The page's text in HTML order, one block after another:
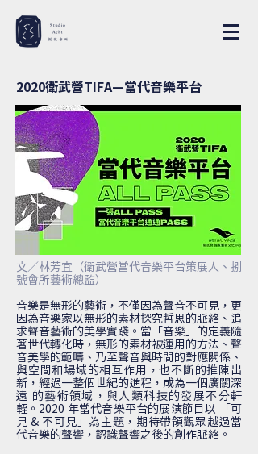
2020衛武營TIFA—當代音樂平台
文／林芳宜（衛武營當代音樂平台策展人、捌
號會所藝術總監）
音樂是無形的藝術，不僅因為聲音不可見，更
因為音樂家以無形的素材探究哲思的脈絡、追
求聲音藝術的美學實踐。當「音樂」的定義隨
著世代轉化時，無形的素材被運用的方法、聲
音美學的範疇、乃至聲音與時間的對應關係、
與空間和場域的相互作用，也不斷的推陳出
新，經過一整個世紀的進程，成為一個廣闊深
遠 的藝術領域，與人類科技的發展不分軒
輊。2020 年當代音樂平台的展演節目以 「可
見 & 不可見」為主題，期待帶領觀眾越過當
代音樂的聲響，認識聲響之後的創作脈絡。